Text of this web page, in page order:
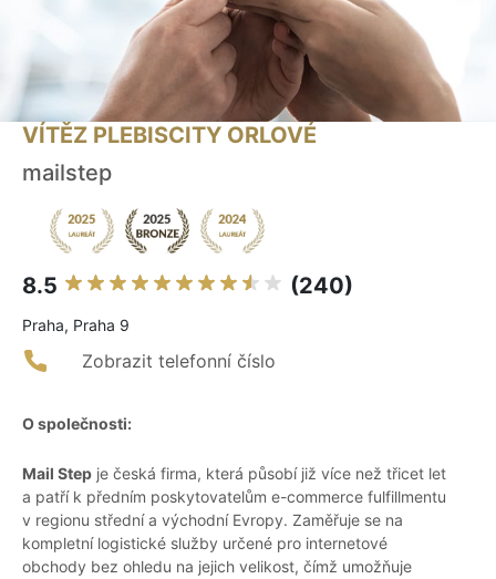
VÍTĚZ PLEBISCITY ORLOVÉ
mailstep
8.5 (240)
Praha, Praha 9
Zobrazit telefonní číslo
O společnosti:
Mail Step je česká firma, která působí již více než třicet let
a patří k předním poskytovatelům e-commerce fulfillmentu
v regionu střední a východní Evropy. Zaměřuje se na
kompletní logistické služby určené pro internetové
obchody bez ohledu na jejich velikost, čímž umožňuje